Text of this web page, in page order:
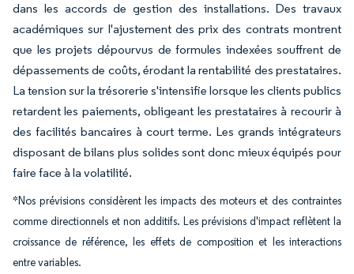
dans les accords de gestion des installations. Des travaux
académiques sur l'ajustement des prix des contrats montrent
que les projets dépourvus de formules indexées souffrent de
dépassements de coûts, érodant la rentabilité des prestataires.
La tension sur la trésorerie s'intensifie lorsque les clients publics
retardent les paiements, obligeant les prestataires à recourir à
des facilités bancaires à court terme. Les grands intégrateurs
disposant de bilans plus solides sont donc mieux équipés pour
faire face à la volatilité.
*Nos prévisions considèrent les impacts des moteurs et des contraintes
comme directionnels et non additifs. Les prévisions d'impact reflètent la
croissance de référence, les effets de composition et les interactions
entre variables.